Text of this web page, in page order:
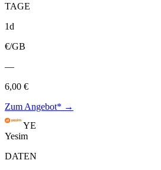
TAGE
1d
€/GB
—
6,00 €
Zum Angebot* →
YE
Yesim
DATEN